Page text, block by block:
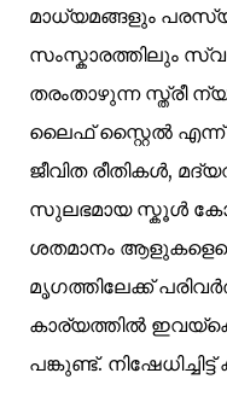
മാധ്യമങ്ങളും
സംസ്കാരത്തിലും
തരംതാഴുന്ന സ്ത്രീ
ലൈഫ് സ്റ്റൈല്‍ എന്ന്
ജീവിത രീതികള്‍,
സുലഭമായ സ്കൂള്‍
ശതമാനം
മൃഗത്തിലേക്ക്
കാര്യത്തില്‍
പങ്കുണ്ട്.